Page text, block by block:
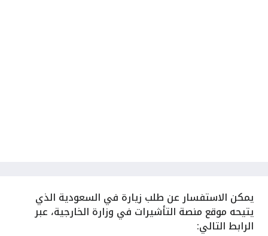
يمكن الاستفسار عن طلب زيارة في السعودية الذي
يتيحه موقع منصة التأشيرات في وزارة الخارجية، عبر
الرابط التالي: